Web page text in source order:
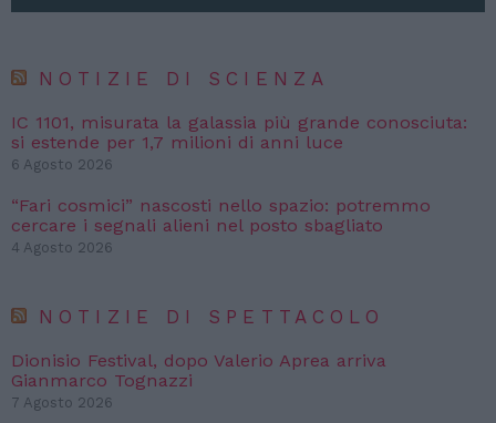
NOTIZIE DI SCIENZA
IC 1101, misurata la galassia più grande conosciuta:
si estende per 1,7 milioni di anni luce
6 Agosto 2026
“Fari cosmici” nascosti nello spazio: potremmo
cercare i segnali alieni nel posto sbagliato
4 Agosto 2026
NOTIZIE DI SPETTACOLO
Dionisio Festival, dopo Valerio Aprea arriva
Gianmarco Tognazzi
7 Agosto 2026